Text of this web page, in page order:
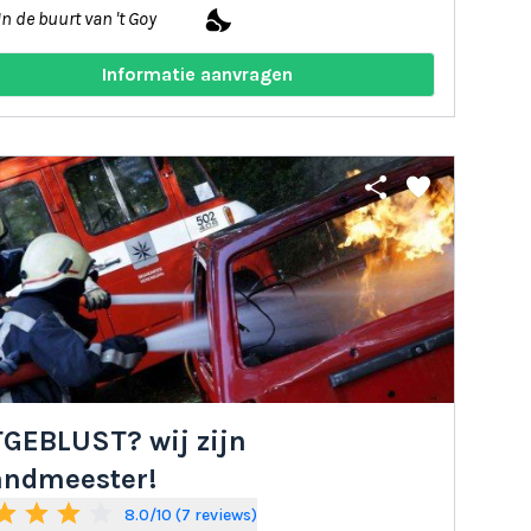
de buurt van 't Goy nights_stay
Informatie aanvragen
share favorite
wij zijn
star star 8.0/10 (7 reviews)